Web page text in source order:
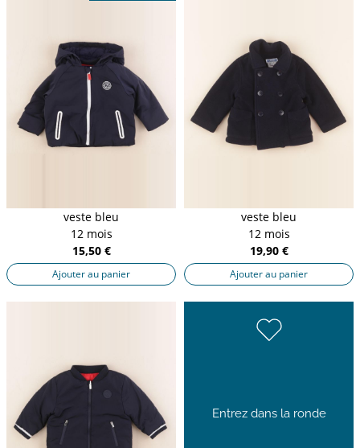
veste bleu
12 mois
15,50 €
Ajouter au panier
veste bleu
12 mois
19,90 €
Ajouter au panier
Entrez dans la ronde